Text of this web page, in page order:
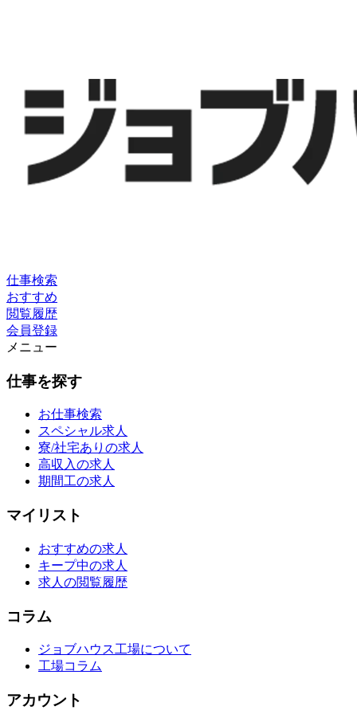
仕事検索
おすすめ
閲覧履歴
会員登録
メニュー
仕事を探す
お仕事検索
スペシャル求人
寮/社宅ありの求人
高収入の求人
期間工の求人
マイリスト
おすすめの求人
キープ中の求人
求人の閲覧履歴
コラム
ジョブハウス工場について
工場コラム
アカウント